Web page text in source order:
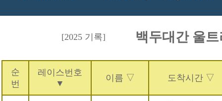
[2025 기록] 백두대간 울
순
번
레이스번호
▼
이름 ▽ 도착시간 ▽